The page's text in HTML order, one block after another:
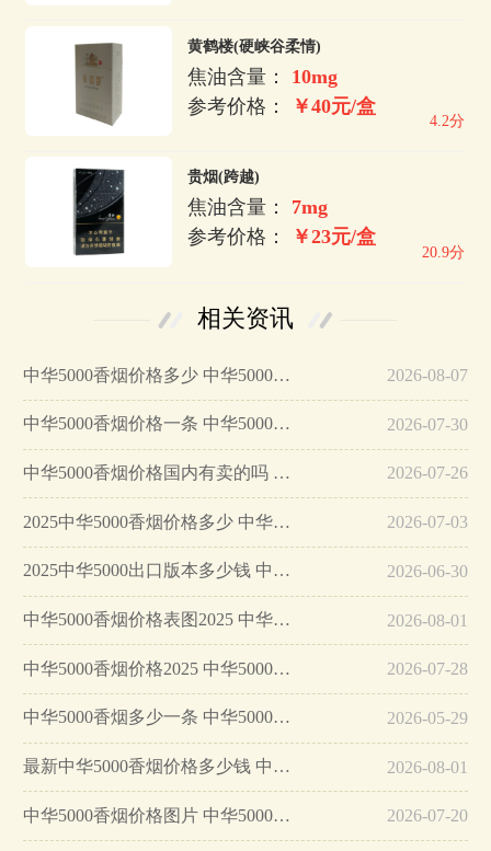
黄鹤楼(硬峡谷柔情)
焦油含量： 10mg
参考价格：
￥40元/盒
4.2分
贵烟(跨越)
焦油含量： 7mg
参考价格：
￥23元/盒
20.9分
相关资讯
中华5000香烟价格多少 中华5000香烟价格及图片… 2026-08-07
中华5000香烟价格一条 中华5000香烟怎么样… 2026-07-30
中华5000香烟价格国内有卖的吗 中华5000香烟价格表图一览… 2026-07-26
2025中华5000香烟价格多少 中华5000香烟价格表2025价格表… 2026-07-03
2025中华5000出口版本多少钱 中华5000出口专供价格表图… 2026-06-30
中华5000香烟价格表图2025 中华5000香烟多少钱一条… 2026-08-01
中华5000香烟价格2025 中华5000香烟价格图表… 2026-07-28
中华5000香烟多少一条 中华5000香烟价格表图… 2026-05-29
最新中华5000香烟价格多少钱 中华5000香烟价格表图大全… 2026-08-01
中华5000香烟价格图片 中华5000香烟价格表查询2025最新… 2026-07-20